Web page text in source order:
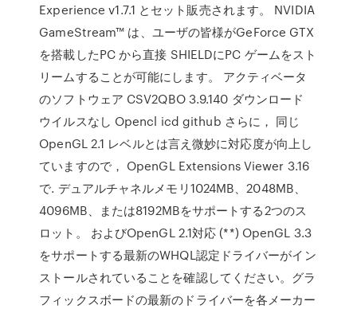
Experience v1.7.1 とセット販売されます。 NVIDIA
GameStream™ は、ユーザの皆様がGeForce GTX
を搭載したPC から直接 SHIELDにPC ゲームをスト
リームすることが可能にします。 アクティベータ
のソフトウェア CSV2QBO 3.9.140 ダウンロード
ウイルスなし Opencl icd github さらに， 同じ
OpenGL 2.1 レベルとは言え微妙に対応度が向上し
ていますので， OpenGL Extensions Viewer 3.16
で. デュアルチャネルメモリ1024MB、2048MB、
4096MB、または8192MBをサポートする2つのス
ロット。 およびOpenGL 2.1対応 (**) OpenGL 3.3
をサポートする最新のWHQL認定ドライバーがイン
ストールされていることを確認してください。グラ
フィックスボードの最新のドライバーを各メーカー